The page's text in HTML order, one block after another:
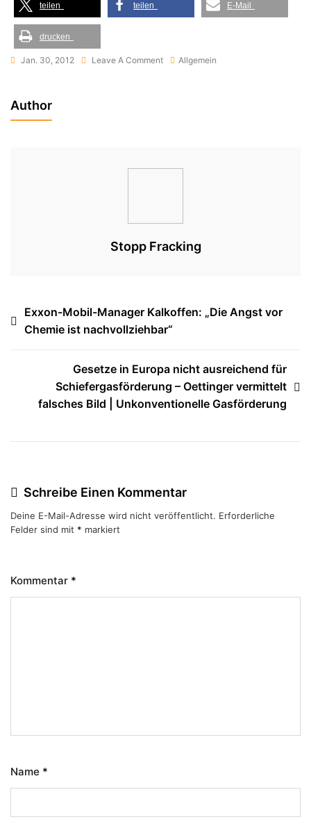
teilen teilen E-Mail
drucken
Jan. 30, 2012 Leave A CommentOn Allgemein
Author
Stopp Fracking
Beitragsnavigation
Exxon-Mobil-Manager Kalkoffen: „Die Angst vor
Chemie ist nachvollziehbar“
Gesetze in Europa nicht ausreichend für
Schiefergasförderung – Oettinger vermittelt
falsches Bild | Unkonventionelle Gasförderung
Schreibe Einen Kommentar
Deine E-Mail-Adresse wird nicht veröffentlicht. Erforderliche
Felder sind mit * markiert
Kommentar *
Name *